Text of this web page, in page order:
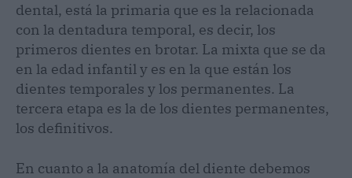
dental, está la primaria que es la relacionada
con la dentadura temporal, es decir, los
primeros dientes en brotar. La mixta que se da
en la edad infantil y es en la que están los
dientes temporales y los permanentes. La
tercera etapa es la de los dientes permanentes,
los definitivos.
En cuanto a la anatomía del diente debemos